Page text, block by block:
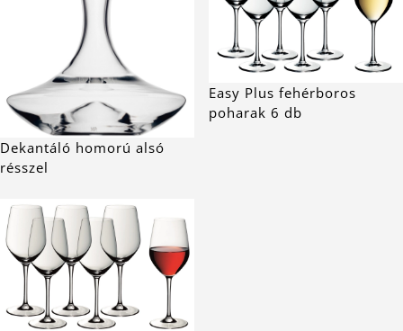
Dekantáló homorú alsó
résszel
Easy Plus fehérboros
poharak 6 db